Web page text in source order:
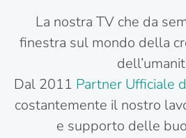
La nostra TV che da
finestra sul mondo della
Dal 2011 Partner Ufficiale
costantemente il nostro
e supporto delle